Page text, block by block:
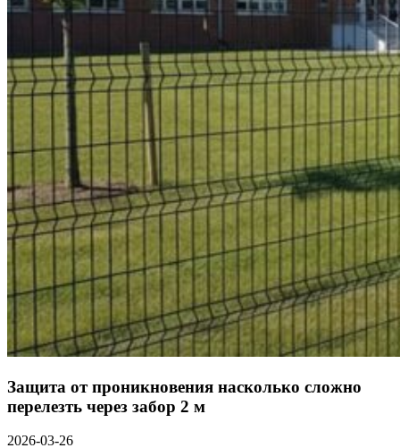
Защита от проникновения насколько сложно
перелезть через забор 2 м
2026-03-26